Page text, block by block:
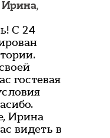
Ирина,
С 24
гостевая
Ирина
видеть в